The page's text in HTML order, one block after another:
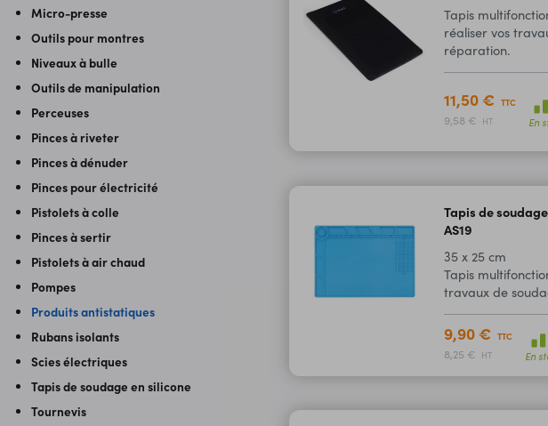
Micro-presse
Outils pour montres
Niveaux à bulle
Outils de manipulation
Perceuses
Pinces à riveter
Pinces à dénuder
Pinces pour électricité
Pistolets à colle
Pinces à sertir
Pistolets à air chaud
Pompes
Produits antistatiques
Rubans isolants
Scies électriques
Tapis de soudage en silicone
Tournevis
Tapis
réaliser vos
réparation.
11,50 € TTC
9,58 € HT En
Tapis de
AS19
35 x 25 cm
Tapis
travaux de
9,90 € TTC
8,25 € HT En